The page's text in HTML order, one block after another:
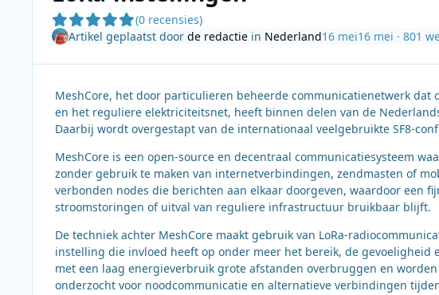
(0 recensies)
Artikel geplaatst door de redactiein Nederland16 mei16 mei · 801
MeshCore, het door particulieren beheerde communicatienetwerk
en het reguliere elektriciteitsnet, heeft binnen delen van de
Daarbij wordt overgestapt van de internationaal veelgebruikte SF8-
MeshCore is een open-source en decentraal communicatiesysteem
zonder gebruik te maken van internetverbindingen, zendmasten of
verbonden nodes die berichten aan elkaar doorgeven, waardoor een
stroomstoringen of uitval van reguliere infrastructuur bruikbaar blijft.
De techniek achter MeshCore maakt gebruik van LoRa-
instelling die invloed heeft op onder meer het bereik, de gevoeligheid
met een laag energieverbruik grote afstanden overbruggen en
onderzocht voor noodcommunicatie en alternatieve verbindingen